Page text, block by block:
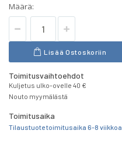
Määrä:
Lisää Ostoskoriin
Toimitusvaihtoehdot
Kuljetus ulko-ovelle 40 €
Nouto myymälästä
Toimitusaika
Tilaustuote toimitusaika 6-8 viikkoa